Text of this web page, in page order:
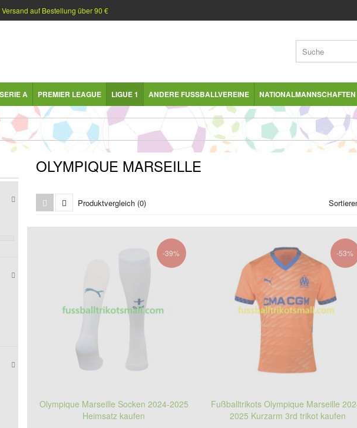
auf Bestellung über 90 €
SERIE A PREMIER LEAGUE LIGUE 1 ANDERE FUSSBALLVEREINE NATIONALMANNSCHAFTEN
OLYMPIQUE MARSEILLE
Produktvergleich (0)
-39%
Olympique Marseille Socken 2024-2025
Heimsatz kaufen
-53%
Fußballtrikots Olympique Marseille
2025 Kurzarm 3rd trikot kaufen